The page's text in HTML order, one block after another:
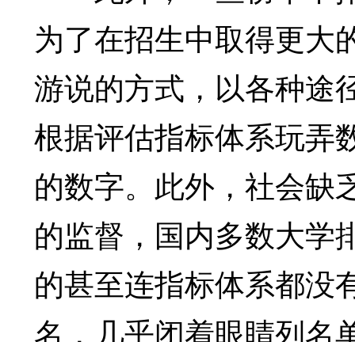
为了在招生中取得更大
游说的方式，以各种途
根据评估指标体系玩弄
的数字。此外，社会缺
的监督，国内多数大学
的甚至连指标体系都没
名，几乎闭着眼睛列名